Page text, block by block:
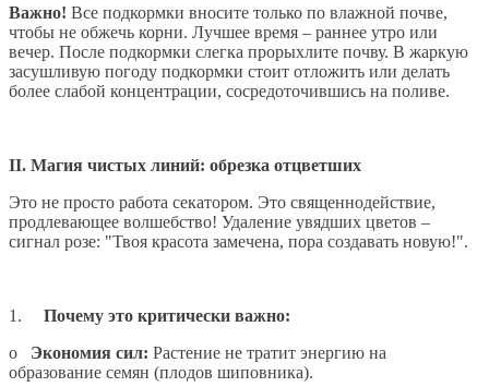
Важно! Все подкормки вносите только по влажной почве,
чтобы не обжечь корни. Лучшее время – раннее утро или
вечер. После подкормки слегка прорыхлите почву. В жаркую
засушливую погоду подкормки стоит отложить или делать
более слабой концентрации, сосредоточившись на поливе.
II. Магия чистых линий: обрезка отцветших
Это не просто работа секатором. Это священнодействие,
продлевающее волшебство! Удаление увядших цветов –
сигнал розе: "Твоя красота замечена, пора создавать новую!".
1. Почему это критически важно:
o Экономия сил: Растение не тратит энергию на
образование семян (плодов шиповника).